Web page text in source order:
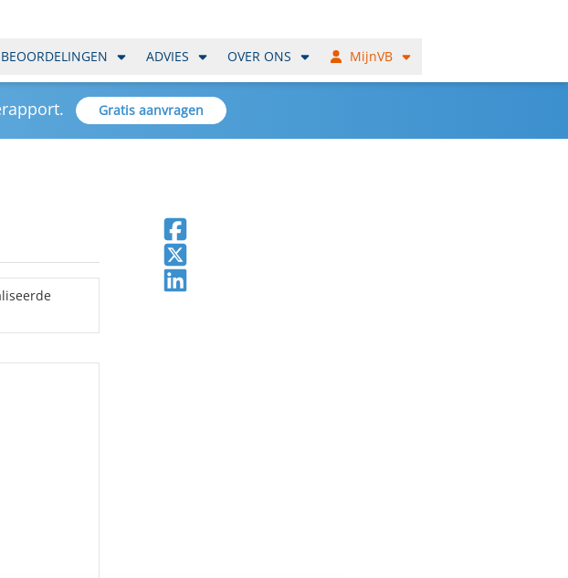
BEOORDELINGEN ADVIES OVER ONS MijnVB
Gratis aanvragen
Deel op Facebook
Deel op X
Deel op LinkedIn